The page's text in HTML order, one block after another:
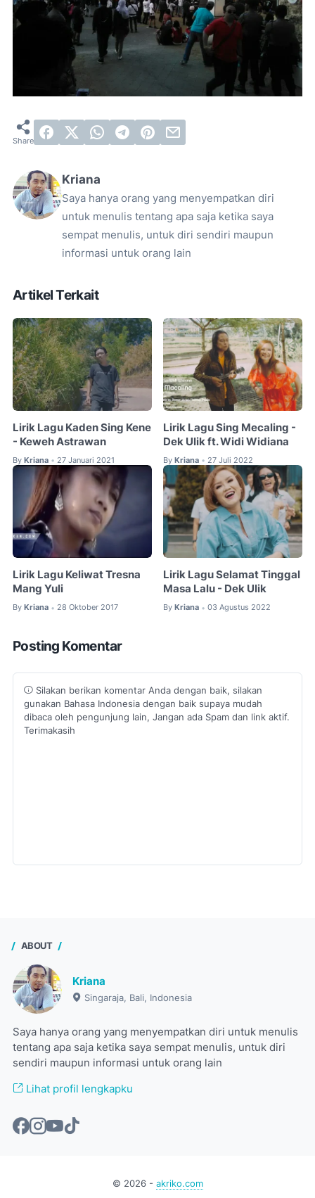
Kriana
Saya hanya orang yang menyempatkan diri
untuk menulis tentang apa saja ketika saya
sempat menulis, untuk diri sendiri maupun
informasi untuk orang lain
Artikel Terkait
Lirik Lagu Kaden Sing Kene
- Keweh Astrawan
By Kriana • 27 Januari 2021
Lirik Lagu Sing Mecaling -
Dek Ulik ft. Widi Widiana
By Kriana • 27 Juli 2022
Lirik Lagu Keliwat Tresna
Mang Yuli
By Kriana • 28 Oktober 2017
Lirik Lagu Selamat Tinggal
Masa Lalu - Dek Ulik
By Kriana • 03 Agustus 2022
Posting Komentar
Silakan berikan komentar Anda dengan baik, silakan
gunakan Bahasa Indonesia dengan baik supaya mudah
dibaca oleh pengunjung lain, Jangan ada Spam dan link aktif.
Terimakasih
ABOUT
Kriana
Singaraja, Bali, Indonesia
Saya hanya orang yang menyempatkan diri untuk menulis
tentang apa saja ketika saya sempat menulis, untuk diri
sendiri maupun informasi untuk orang lain
Lihat profil lengkapku
© 2026- akriko.com